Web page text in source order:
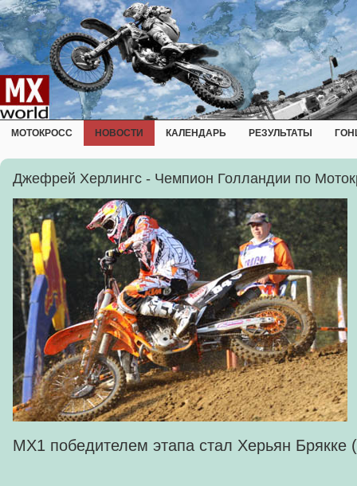
МОТОКРОСС НОВОСТИ КАЛЕНДАРЬ РЕЗУЛЬТАТЫ
Джефрей Херлингс - Чемпион Голландии по
MX1 победителем этапа стал Херьян Брякке